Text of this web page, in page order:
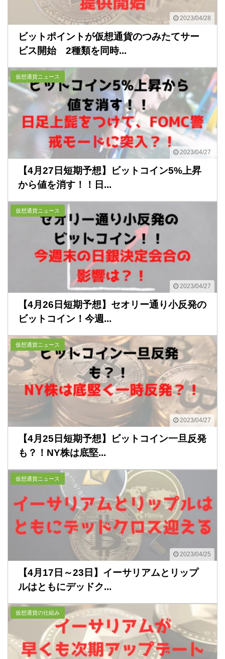
2023/04/28
ビットポイントが仮想通貨のつみたてサー
ビス開始 2種類を同時...
2023/04/27
仮想通貨ニュース
【4月27日短期予想】ビットコイン5%上昇
から値を消す！！日...
2023/04/27
仮想通貨ニュース
【4月26日短期予想】セオリー通り小反発の
ビットコイン！今週...
2023/04/27
仮想通貨ニュース
【4月25日短期予想】ビットコイン一旦反発
も？！NY株は底堅...
2023/04/25
仮想通貨ニュース
【4月17日～23日】イーサリアムとリップ
ルはともにデッドク...
仮想通貨の仕組み